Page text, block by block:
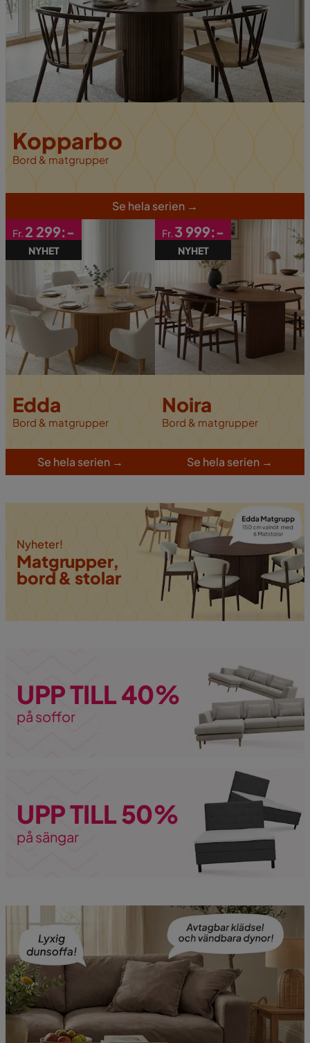
Kopparbo
Bord & matgrupper
Se hela serien →
Fr. 2 299:-
NYHET
Edda
Bord & matgrupper
Se hela serien →
Fr. 3 999:-
NYHET
Noira
Bord & matgrupper
Se hela serien →
Nyheter!
Matgrupper,
bord & stolar
UPP TILL 40%
på soffor
UPP TILL 50%
på sängar